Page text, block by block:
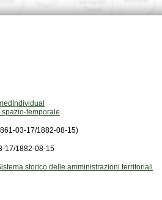
temporale
03-17/1882-08-15)
17/1882-08-15
storico delle amministrazioni territoriali